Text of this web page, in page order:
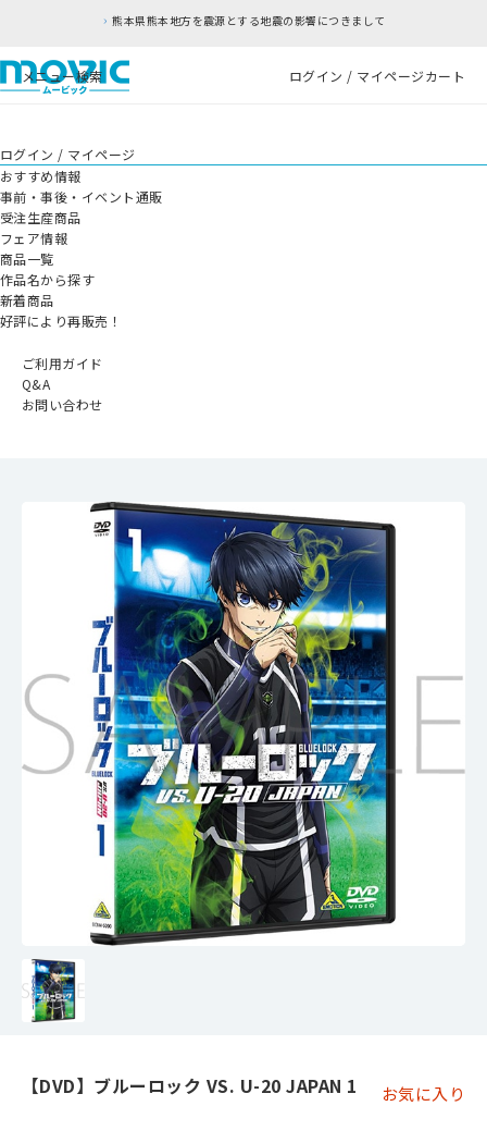
熊本県熊本地方を震源とする地震の影響につきまして
メニュー検索 ログイン / マイページカート
ログイン / マイページ
おすすめ情報
事前・事後・イベント通販
受注生産商品
フェア情報
商品一覧
作品名から探す
新着商品
好評により再販売！
ご利用ガイド
Q&A
お問い合わせ
【DVD】ブルーロック VS. U-20 JAPAN 1 お気に入り